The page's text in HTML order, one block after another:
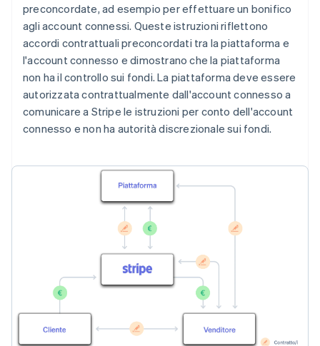
preconcordate, ad esempio per effettuare un bonifico
agli account connessi. Queste istruzioni riflettono
accordi contrattuali preconcordati tra la piattaforma e
l'account connesso e dimostrano che la piattaforma
non ha il controllo sui fondi. La piattaforma deve essere
autorizzata contrattualmente dall'account connesso a
comunicare a Stripe le istruzioni per conto dell'account
connesso e non ha autorità discrezionale sui fondi.